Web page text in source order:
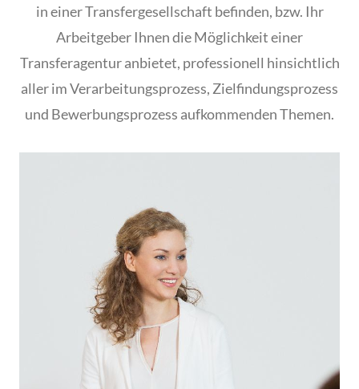
in einer Transfergesellschaft befinden, bzw. Ihr
Arbeitgeber Ihnen die Möglichkeit einer
Transferagentur anbietet, professionell hinsichtlich
aller im Verarbeitungsprozess, Zielfindungsprozess
und Bewerbungsprozess aufkommenden Themen.